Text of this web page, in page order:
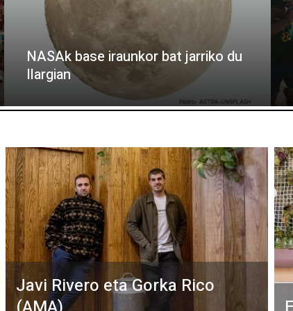
NASAk base iraunkor bat jarriko du
Ilargian
Javi Rivero eta Gorka Rico